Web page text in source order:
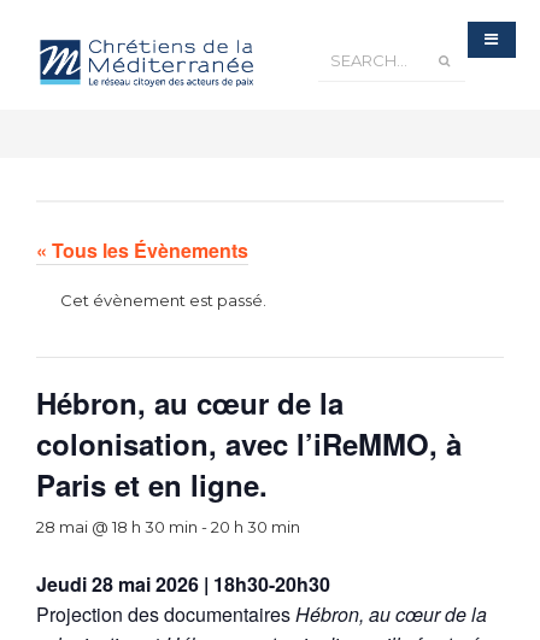
« Tous les Évènements
Cet évènement est passé.
Hébron, au cœur de la
colonisation, avec l’iReMMO, à
Paris et en ligne.
28 mai @ 18 h 30 min -20 h 30 min
Jeudi 28 mai 2026 | 18h30-20h30
Projection des documentairesHébron, au cœur de la